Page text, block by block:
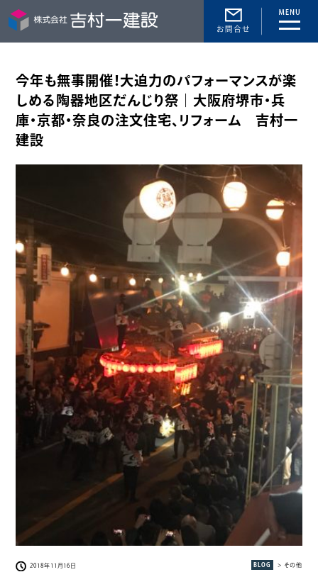
toggle
今年も無事開催！大迫力のパフォーマンスが楽
しめる陶器地区だんじり祭｜大阪府堺市・兵
庫・京都・奈良の注文住宅、リフォーム 吉村一
建設
2018年11月16日 BLOG > その他